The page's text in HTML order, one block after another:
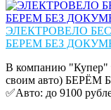
ЭЛЕКТРОВЕЛО
БЕРЕМ БЕЗ
В компанию
своим авто)
✅Авто: до 9100